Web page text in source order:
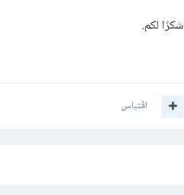
شكرًا لكم.
اقتباس